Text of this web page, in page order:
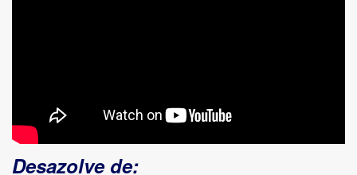
Desazolve de: